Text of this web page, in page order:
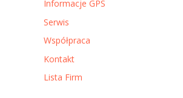
Informacje GPS
Serwis
Współpraca
Kontakt
Lista Firm